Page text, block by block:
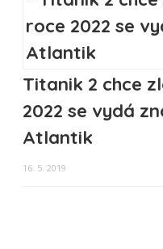
Titanik 2 chce
2022 se vydá
Atlantik
16. 5. 2019